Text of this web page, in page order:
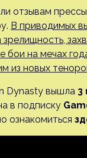
отзывам
В приводимых
зрелищность,
бои на мечах
из новых
Dynasty вышла 3
в подписку
ознакомиться